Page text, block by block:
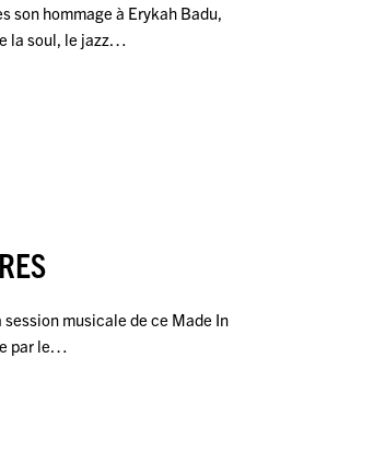
hommage à Erykah Badu,
la soul, le jazz…
musicale de ce Made In
par le…